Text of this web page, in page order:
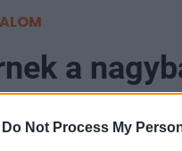
Do Not Process My
a